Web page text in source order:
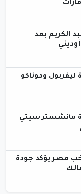
الكريم بعد
ليفربول وموناكو
مانشستر سيتي
مصر يؤكد جودة